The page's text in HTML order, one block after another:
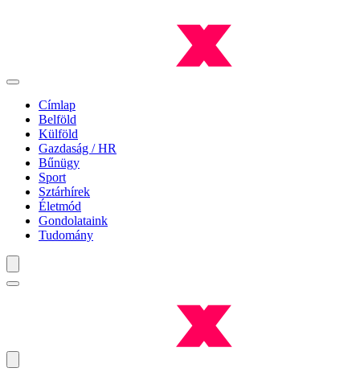
Címlap
Belföld
Külföld
Gazdaság / HR
Bűnügy
Sport
Sztárhírek
Életmód
Gondolataink
Tudomány